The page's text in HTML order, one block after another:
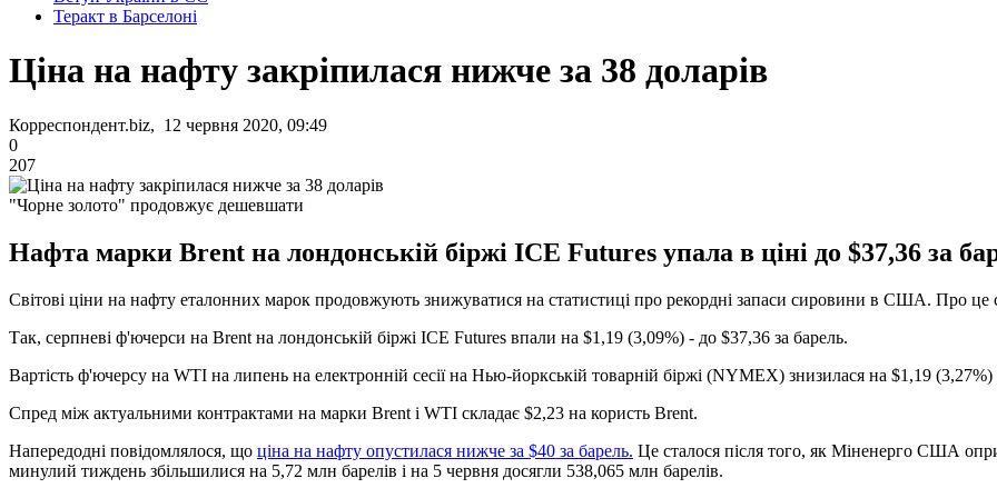
Теракт в Барселоні
Ціна на нафту закріпилася нижче за 38 доларів
Корреспондент.biz, 12 червня 2020, 09:49
0
207
"Чорне золото" продовжує дешевшати
Нафта марки Brent на лондонській біржі ICE Futures упала в ціні до $37,36 за
Світові ціни на нафту еталонних марок продовжують знижуватися на статистиці про рекордні запаси сировини в США. Про це
Так, серпневі ф'ючерси на Brent на лондонській біржі ICE Futures впали на $1,19 (3,09%) - до $37,36 за барель.
Вартість ф'ючерсу на WTI на липень на електронній сесії на Нью-йоркській товарній біржі (NYMEX) знизилася на $1,19 (3,27%)
Спред між актуальними контрактами на марки Brent і WTI складає $2,23 на користь Brent.
Напередодні повідомлялося, що ціна на нафту опустилася нижче за $40 за барель. Це сталося після того, як Міненерго США
минулий тиждень збільшилися на 5,72 млн барелів і на 5 червня досягли 538,065 млн барелів.